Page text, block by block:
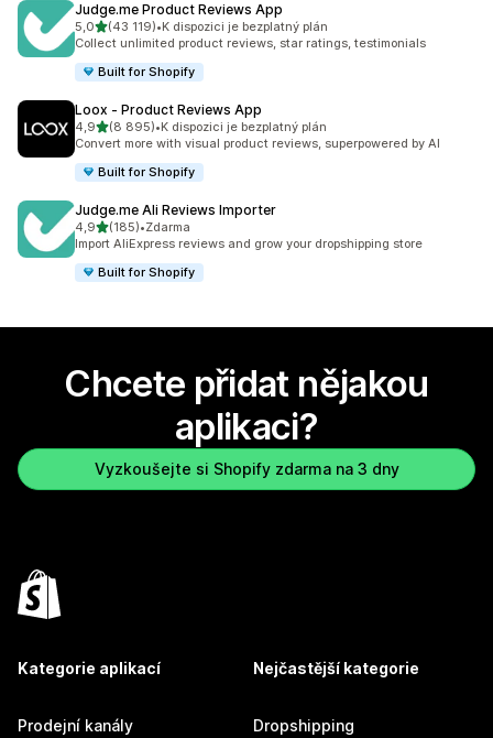
Judge.me Product Reviews App
5,0z 5 hvězd
(43 119)
Celkový počet recenzí: 43119
•K dispozici je bezplatný plán
Collect unlimited product reviews, star ratings, testimonials
Built for Shopify
Loox ‑ Product Reviews App
4,9z 5 hvězd
(8 895)
Celkový počet recenzí: 8895
•K dispozici je bezplatný plán
Convert more with visual product reviews, superpowered by AI
Built for Shopify
Judge.me Ali Reviews Importer
4,9z 5 hvězd
(185)
Celkový počet recenzí: 185
•Zdarma
Import AliExpress reviews and grow your dropshipping store
Built for Shopify
Chcete přidat nějakou
aplikaci?
Vyzkoušejte si Shopify zdarma na 3 dny
Kategorie aplikací
Prodejní kanály
Nejčastější kategorie
Dropshipping